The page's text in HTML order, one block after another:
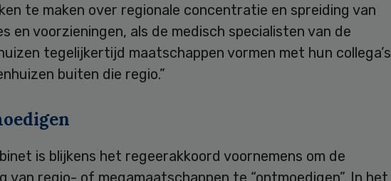
te maken over regionale concentratie en spreiding van
en voorzieningen, als de medisch specialisten van de
tegelijkertijd maatschappen vormen met hun collega’s
buiten die regio.”
is blijkens het regeerakkoord voornemens om de